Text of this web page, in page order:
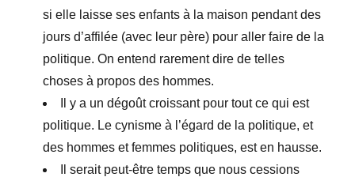
si elle laisse ses enfants à la maison pendant des
jours d’affilée (avec leur père) pour aller faire de la
politique. On entend rarement dire de telles
choses à propos des hommes.
Il y a un dégoût croissant pour tout ce qui est
politique. Le cynisme à l’égard de la politique, et
des hommes et femmes politiques, est en hausse.
Il serait peut-être temps que nous cessions